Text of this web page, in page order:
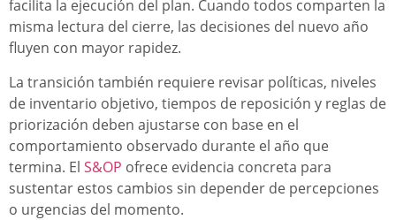
facilita la ejecución del plan. Cuando todos comparten la
misma lectura del cierre, las decisiones del nuevo año
fluyen con mayor rapidez.
La transición también requiere revisar políticas, niveles
de inventario objetivo, tiempos de reposición y reglas de
priorización deben ajustarse con base en el
comportamiento observado durante el año que
termina. El S&OP ofrece evidencia concreta para
sustentar estos cambios sin depender de percepciones
o urgencias del momento.